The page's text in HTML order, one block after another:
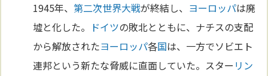
1945年、第二次世界大戦が終結し、 ヨーロッパは廃
墟と化した。 ドイツの敗北とともに、ナチスの支配
から解放されたヨーロッパ各国は、一方でソビエト
連邦という新たな脅威に直面していた。スター リン